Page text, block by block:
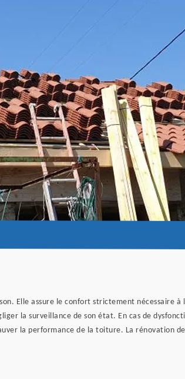
Elle assure le confort strictement nécessaire
la surveillance de son état. En cas de
la performance de la toiture. La rénovation